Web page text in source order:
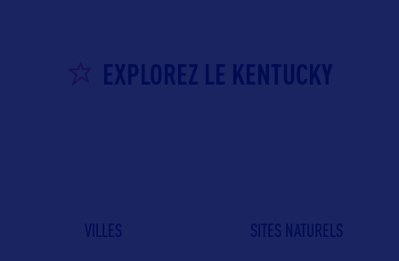
EXPLOREZ LE KENTUCKY
VILLES SITES NATURELS